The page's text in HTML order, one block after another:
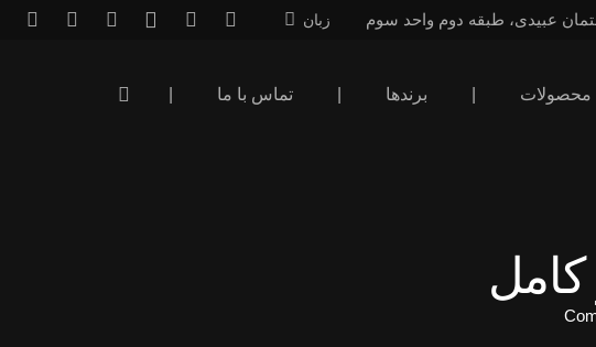
عبیدی، طبقه دوم واحد سوم زبان
محصولات برندها تماس با ما
کامل